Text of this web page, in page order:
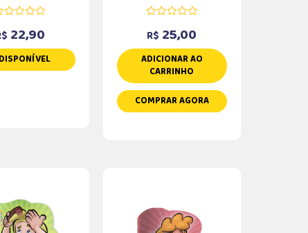
22,90 R$ 25,00
ADICIONAR AO
CARRINHO
COMPRAR AGORA